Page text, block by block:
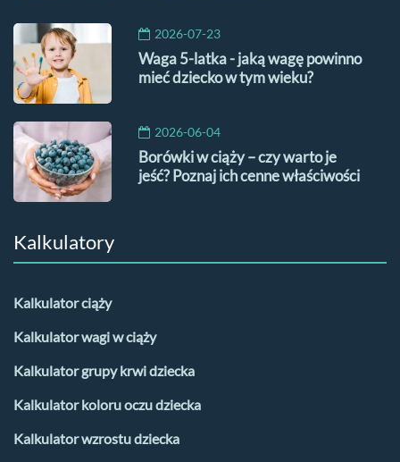
2026-07-23
Waga 5-latka - jaką wagę powinno
mieć dziecko w tym wieku?
2026-06-04
Borówki w ciąży – czy warto je
jeść? Poznaj ich cenne właściwości
Kalkulatory
Kalkulator ciąży
Kalkulator wagi w ciąży
Kalkulator grupy krwi dziecka
Kalkulator koloru oczu dziecka
Kalkulator wzrostu dziecka